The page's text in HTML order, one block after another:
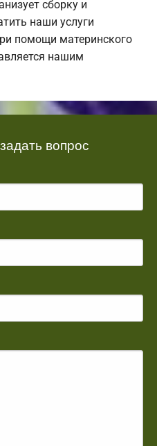
сборку и
наши услуги
помощи материнского
нашим
вопрос